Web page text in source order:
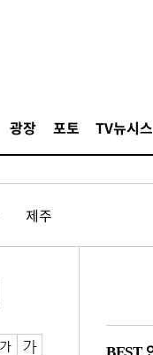
광장 포토 TV뉴시스
제주